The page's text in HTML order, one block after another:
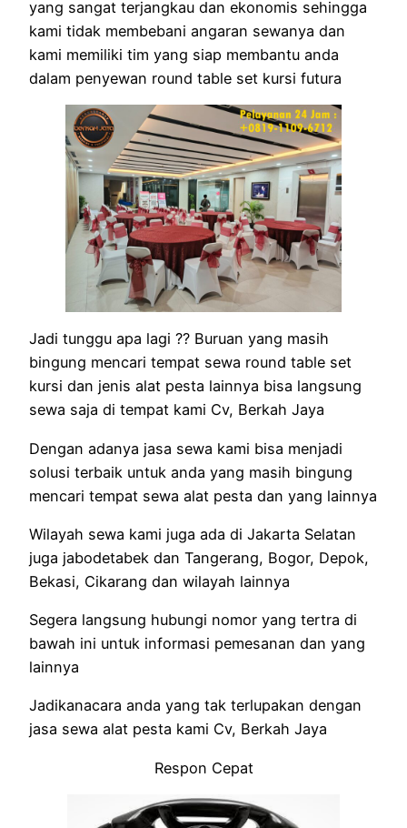
yang sangat terjangkau dan ekonomis sehingga
kami tidak membebani angaran sewanya dan
kami memiliki tim yang siap membantu anda
dalam penyewan round table set kursi futura
Jadi tunggu apa lagi ?? Buruan yang masih
bingung mencari tempat sewa round table set
kursi dan jenis alat pesta lainnya bisa langsung
sewa saja di tempat kami Cv, Berkah Jaya
Dengan adanya jasa sewa kami bisa menjadi
solusi terbaik untuk anda yang masih bingung
mencari tempat sewa alat pesta dan yang lainnya
Wilayah sewa kami juga ada di Jakarta Selatan
juga jabodetabek dan Tangerang, Bogor, Depok,
Bekasi, Cikarang dan wilayah lainnya
Segera langsung hubungi nomor yang tertra di
bawah ini untuk informasi pemesanan dan yang
lainnya
Jadikanacara anda yang tak terlupakan dengan
jasa sewa alat pesta kami Cv, Berkah Jaya
Respon Cepat